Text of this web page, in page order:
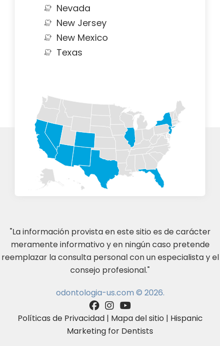
Nevada
New Jersey
New Mexico
Texas
"La información provista en este sitio es de carácter
meramente informativo y en ningún caso pretende
reemplazar la consulta personal con un especialista y el
consejo profesional."
odontologia-us.com © 2026.
Políticas de Privacidad| Mapa del sitio | Hispanic
Marketing for Dentists